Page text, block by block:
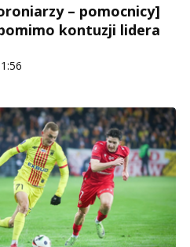
– pomocnicy]
kontuzji lidera